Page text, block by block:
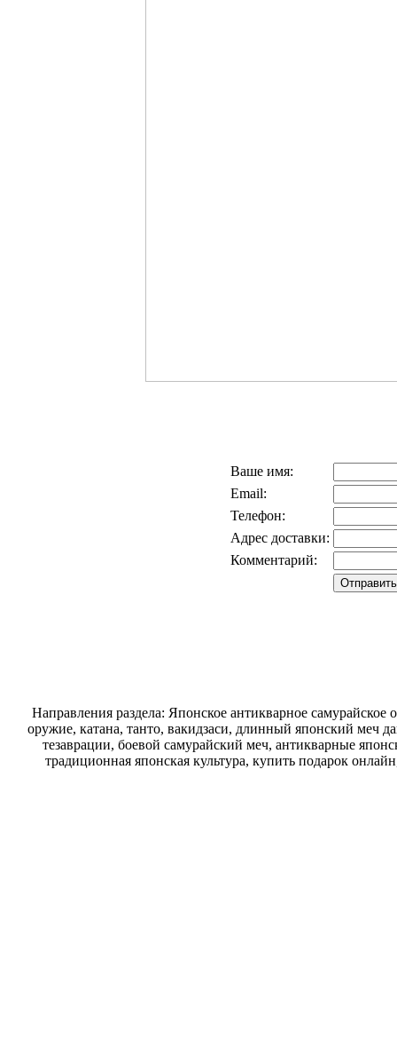
Ваше имя:
Email:
Телефон:
Адрес доставки:
Комментарий:
Направления раздела: Японское антикварное
оружие, катана, танто, вакидзаси, длинный японский меч
тезаврации, боевой самурайский меч, антикварные
традиционная японская культура, купить подарок